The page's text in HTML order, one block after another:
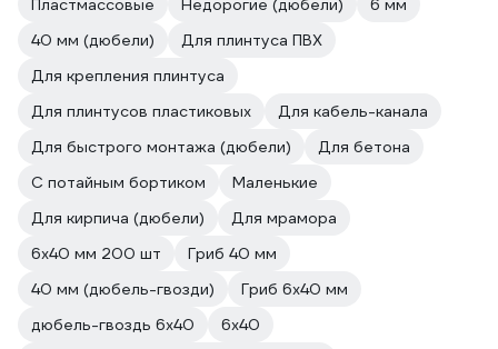
Пластмассовые
Недорогие (дюбели)
6 мм
40 мм (дюбели)
Для плинтуса ПВХ
Для крепления плинтуса
Для плинтусов пластиковых
Для кабель-канала
Для быстрого монтажа (дюбели)
Для бетона
С потайным бортиком
Маленькие
Для кирпича (дюбели)
Для мрамора
6х40 мм 200 шт
Гриб 40 мм
40 мм (дюбель-гвозди)
Гриб 6х40 мм
дюбель-гвоздь 6х40
6х40